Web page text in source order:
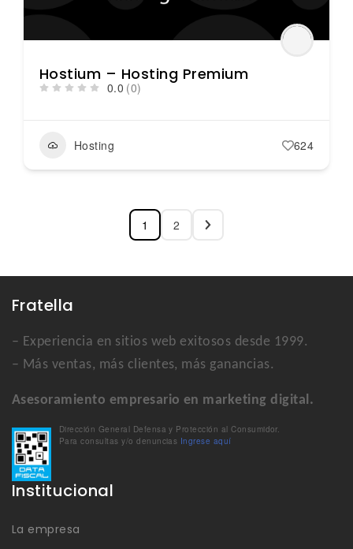
Hostium – Hosting Premium
0.0 (0)
Hosting 624
1 2
Fratella
– Experiencia en sitios web exitosos desde 1999.
– Más ventas, más clientes, más ganancias.
Asesoramiento empresario en marketing digital.
Dirección General Defensa y Protección al Consumidor.
Para consultas y/o denuncias Ingrese aquí
Institucional
La empresa